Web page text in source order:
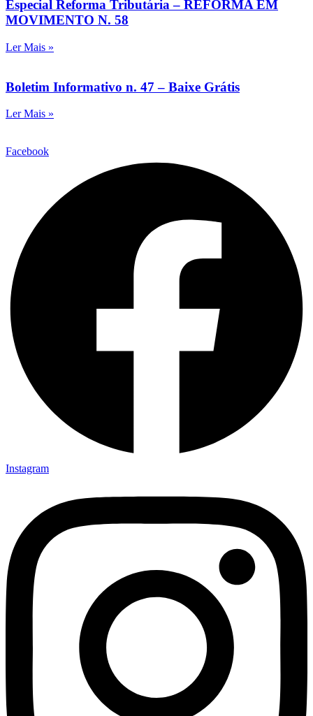
Especial Reforma Tributária – REFORMA EM
MOVIMENTO N. 58
Ler Mais »
Boletim Informativo n. 47 – Baixe Grátis
Ler Mais »
Facebook
Instagram